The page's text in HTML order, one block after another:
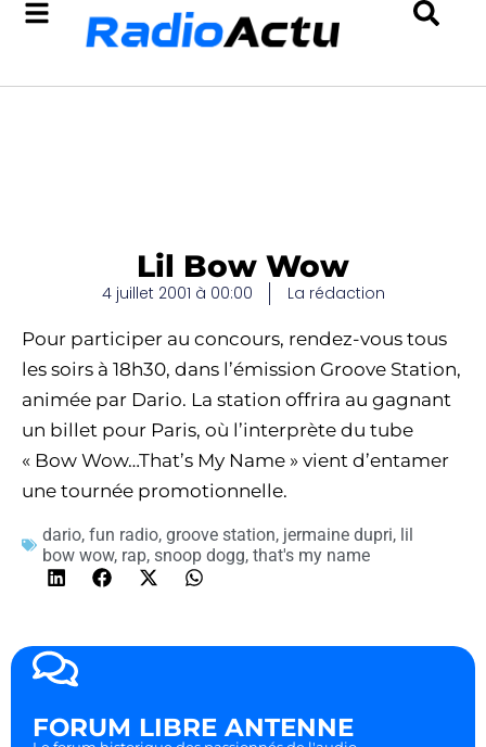
Lil Bow Wow
4 juillet 2001 à 00:00 La rédaction
Pour participer au concours, rendez-vous tous
les soirs à 18h30, dans l’émission Groove Station,
animée par Dario. La station offrira au gagnant
un billet pour Paris, où l’interprète du tube
« Bow Wow…That’s My Name » vient d’entamer
une tournée promotionnelle.
dario, fun radio, groove station, jermaine dupri, lil
bow wow, rap, snoop dogg, that's my name
FORUM LIBRE ANTENNE